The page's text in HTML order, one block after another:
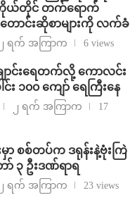
ယ်တိုင် တက်ရောက်
တောင်းဆိုစာများကို လက်ခံ
၂ ရက် အကြာက 6 views
ချောင်းရေတက်လို့ ကောလင်း
း ၁၀၀ ကျော် ရေကြီးနေ
၂ ရက် အကြာက
17
မှာ စစ်တပ်က ဒရုန်းနဲ့ဗုံးကြဲ
ာ် ၃ ဦးဒဏ်ရာရ
၂ ရက် အကြာက 23 views